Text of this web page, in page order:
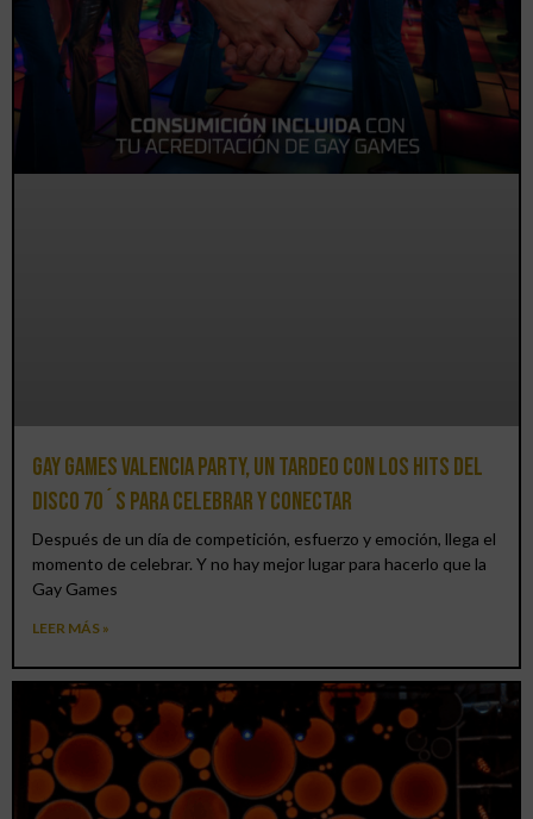
Gay Games Valencia Party, un tardeo con los hits del
DISCO 70´S para celebrar y conectar
Después de un día de competición, esfuerzo y emoción, llega el
momento de celebrar. Y no hay mejor lugar para hacerlo que la
Gay Games
LEER MÁS »